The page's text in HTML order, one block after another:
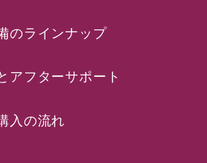
のラインナップ
アフターサポート
入の流れ